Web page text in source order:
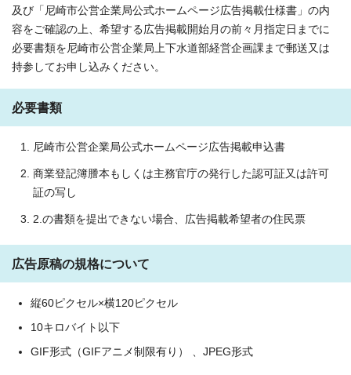
及び「尼崎市公営企業局公式ホームページ広告掲載仕様書」の内
容をご確認の上、希望する広告掲載開始月の前々月指定日までに
必要書類を尼崎市公営企業局上下水道部経営企画課まで郵送又は
持参してお申し込みください。
必要書類
尼崎市公営企業局公式ホームページ広告掲載申込書
商業登記簿謄本もしくは主務官庁の発行した認可証又は許可
証の写し
2.の書類を提出できない場合、広告掲載希望者の住民票
広告原稿の規格について
縦60ピクセル×横120ピクセル
10キロバイト以下
GIF形式（GIFアニメ制限有り） 、JPEG形式